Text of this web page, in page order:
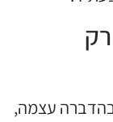
רק
בהדברה עצמה,